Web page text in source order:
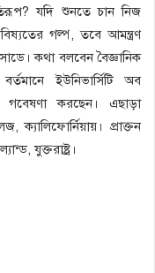
যদি শুনতে চান নিজ
গল্প, তবে আমন্ত্রণ
কথা বলবেন বৈজ্ঞানিক
ইউনিভার্সিটি অব
গবেষণা করছেন। এছাড়া
ক্যালিফোর্নিয়ায়। প্রাক্তন
যুক্তরাষ্ট্র।